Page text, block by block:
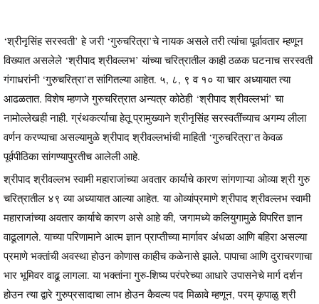
‘श्रीनृसिंह सरस्वती’ हे जरी ‘गुरुचरित्रा’चे नायक असले तरी त्यांचा पूर्वावतार म्हणून
विख्यात असलेले ‘श्रीपाद श्रीवल्लभ’ यांच्या चरित्रातील काही ठळक घटनाच सरस्वती
गंगाधरांनी ‘गुरुचरित्रा’त सांगितल्या आहेत. ५, ८, ९ व १० या चार अध्यायात त्या
आढळतात. विशेष म्हणजे गुरुचरित्रात अन्यत्र कोठेही ‘श्रीपाद श्रीवल्लभां’ चा
नामोल्लेखही नाही. ग्रंथकर्त्याचा हेतू प्रामुख्याने श्रीनृसिंह सरस्वतींच्याच अगम्य लीला
वर्णन करण्याचा असल्यामुळे श्रीपाद श्रीवल्लभांची माहिती ‘गुरुचरित्रा’त केवळ
पूर्वपीठिका सांगण्यापुरतीच आलेली आहे.
श्रीपाद श्रीवल्लभ स्वामी महाराजांच्या अवतार कार्याचे कारण सांगणाऱ्या ओव्या श्री गुरु
चरित्रातील ४९ व्या अध्यायात आल्या आहेत. या ओव्यांप्रमाणे श्रीपाद श्रीवल्लभ स्वामी
महाराजांच्या अवतार कार्याचे कारण असे आहे की, जगामध्ये कलियुगामुळे विपरित ज्ञान
वाढूलागले. याच्या परिणामाने आत्म ज्ञान प्राप्तीच्या मार्गावर अंधळा आणि बहिरा असल्या
प्रमाणे भक्तांची अवस्था होउन कोणास काहीच कळेनासे झाले. पापाचा आणि दुराचरणाचा
भार भूमिवर वाढू लागला. या भक्तांना गुरु-शिष्य परंपरेच्या आधारे उपासनेचे मार्ग दर्शन
होउन त्या द्वारे गुरुप्रसादाचा लाभ होउन कैवल्य पद मिळावे म्हणून, परम् कृपाळु श्री